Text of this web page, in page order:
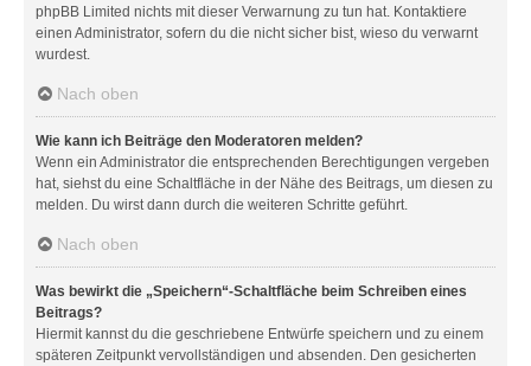
phpBB Limited nichts mit dieser Verwarnung zu tun hat. Kontaktiere
einen Administrator, sofern du die nicht sicher bist, wieso du verwarnt
wurdest.
Nach oben
Wie kann ich Beiträge den Moderatoren melden?
Wenn ein Administrator die entsprechenden Berechtigungen vergeben
hat, siehst du eine Schaltfläche in der Nähe des Beitrags, um diesen zu
melden. Du wirst dann durch die weiteren Schritte geführt.
Nach oben
Was bewirkt die „Speichern“-Schaltfläche beim Schreiben eines
Beitrags?
Hiermit kannst du die geschriebene Entwürfe speichern und zu einem
späteren Zeitpunkt vervollständigen und absenden. Den gesicherten